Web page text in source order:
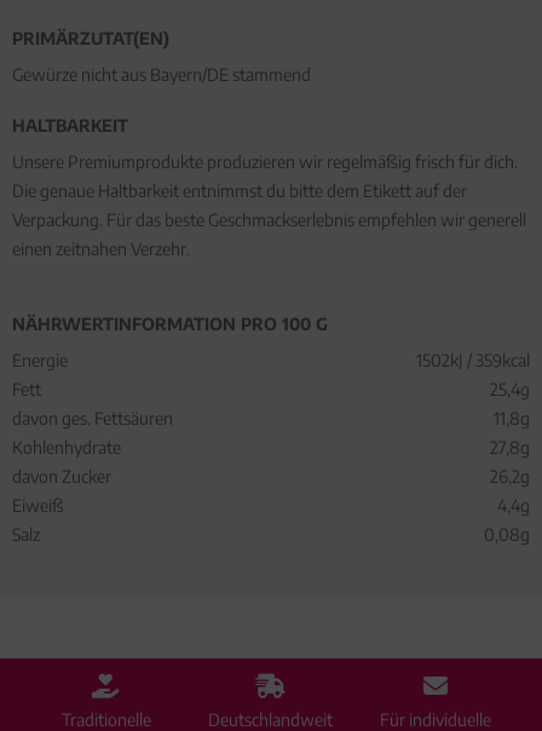
PRIMÄRZUTAT(EN)
Gewürze nicht aus Bayern/DE stammend
HALTBARKEIT
Unsere Premiumprodukte produzieren wir regelmäßig frisch für dich.
Die genaue Haltbarkeit entnimmst du bitte dem Etikett auf der
Verpackung. Für das beste Geschmackserlebnis empfehlen wir generell
einen zeitnahen Verzehr.
NÄHRWERTINFORMATION PRO 100 G
Energie
1502kJ / 359kcal
Fett
25,4g
davon ges. Fettsäuren
11,8g
Kohlenhydrate
27,8g
davon Zucker
26,2g
Eiweiß
4,4g
Salz
0,08g
Traditionelle
Deutschlandweit
Für individuelle